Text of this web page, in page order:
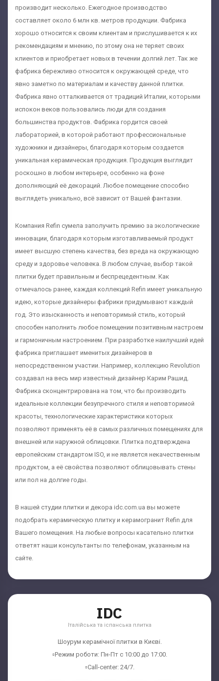
производит несколько. Ежегодное производство
составляет около 6 млн кв. метров продукции. Фабрика
хорошо относится к своим клиентам и прислушивается к их
рекомендациям и мнению, по этому она не теряет своих
клиентов и приобретает новых в течении долгий лет. Так же
фабрика бережливо относится к окружающей среде, что
явно заметно по материалам и качеству данной плитки.
Фабрика явно отталкивается от традиций Италии, которыми
испокон веков пользовались люди для создания
большинства продуктов. Фабрика гордится своей
лабораторией, в которой работают профессиональные
художники и дизайнеры, благодаря которым создается
уникальная керамическая продукция. Продукция выглядит
роскошно в любом интерьере, особенно на фоне
дополняющий её декораций. Любое помещение способно
выглядеть уникально, всё зависит от Вашей фантазии.
Компания Refin сумела заполучить премию за экологические
инновации, благодаря которым изготавливаемый продукт
имеет высшую степень качества, без вреда на окружающую
среду и здоровье человека. В любом случае, выбор такой
плитки будет правильным и беспрецедентным. Как
отмечалось ранее, каждая коллекций Refin имеет уникальную
идею, которые дизайнеры фабрики придумывают каждый
год. Это изысканность и неповторимый стиль, который
способен наполнить любое помещении позитивным настроем
и гармоничным настроением. При разработке наилучший идей
фабрика приглашает именитых дизайнеров в
непосредственном участии. Например, коллекцию Revolution
создавал на весь мир известный дизайнер Карим Рашид.
Фабрика сконцентрирована на том, что бы производить
идеальные коллекции безупречного стиля и неповторимой
красоты, технологические характеристики которых
позволяют применять её в самых различных помещениях для
внешней или наружной облицовки. Плитка подтверждена
европейским стандартом ISO, и не является некачественным
продуктом, а её свойства позволяют облицовывать стены
или пол на долгие годы.
В нашей студии плитки и декора idc.com.ua вы можете
подобрать керамическую плитку и керамогранит Refin для
Вашего помещения. На любые вопросы касательно плитки
ответят наши консультанты по телефонам, указанным на
сайте.
IDC
Італійська та іспанська плитка
Шоурум керамічної плитки в Києві.
▫️Режим роботи: Пн-Пт с 10:00 до 17:00.
▫️Call-center: 24/7.